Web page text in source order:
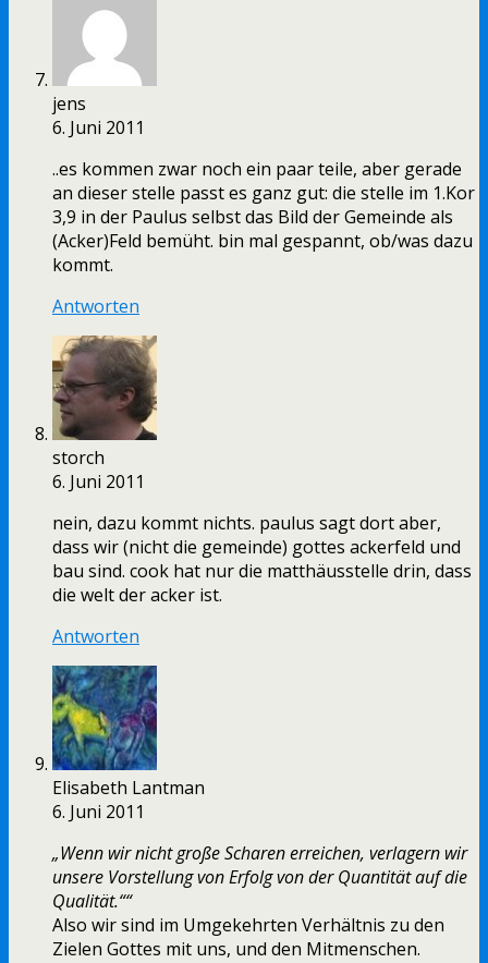
jens
6. Juni 2011
..es kommen zwar noch ein paar teile, aber gerade
an dieser stelle passt es ganz gut: die stelle im 1.Kor
3,9 in der Paulus selbst das Bild der Gemeinde als
(Acker)Feld bemüht. bin mal gespannt, ob/was dazu
kommt.
Antworten
storch
6. Juni 2011
nein, dazu kommt nichts. paulus sagt dort aber,
dass wir (nicht die gemeinde) gottes ackerfeld und
bau sind. cook hat nur die matthäusstelle drin, dass
die welt der acker ist.
Antworten
Elisabeth Lantman
6. Juni 2011
„Wenn wir nicht große Scharen erreichen, verlagern wir
unsere Vorstellung von Erfolg von der Quantität auf die
Qualität.““
Also wir sind im Umgekehrten Verhältnis zu den
Zielen Gottes mit uns, und den Mitmenschen.